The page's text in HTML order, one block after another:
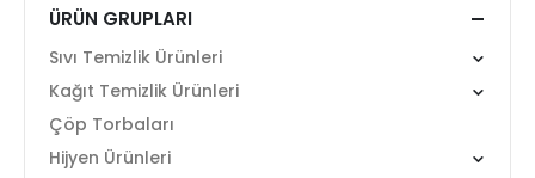
ÜRÜN GRUPLARI
Sıvı Temizlik Ürünleri
Kağıt Temizlik Ürünleri
Çöp Torbaları
Hijyen Ürünleri